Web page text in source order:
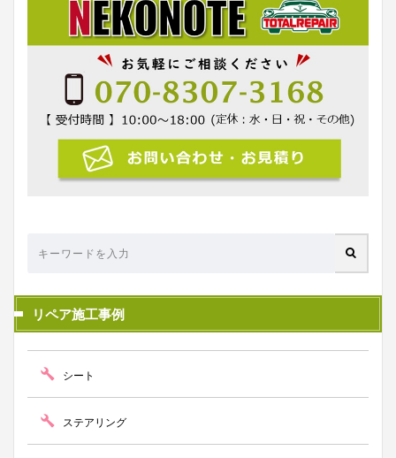
リペア施工事例
シート
ステアリング